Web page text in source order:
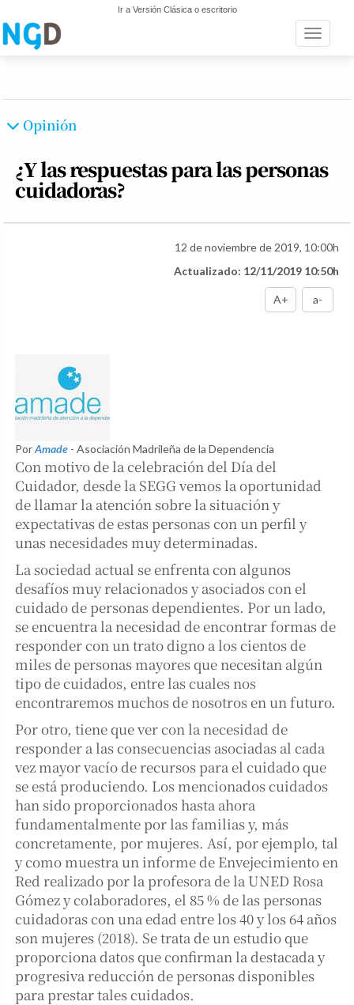
Ir a Versión Clásica o escritorio
Toggle
Opinión
¿Y las respuestas para las personas
cuidadoras?
12 de noviembre de 2019, 10:00h
Actualizado: 12/11/2019 10:50h
A+ a-
PorAmade - Asociación Madrileña de la Dependencia
Con motivo de la celebración del Día del
Cuidador, desde la SEGG vemos la oportunidad
de llamar la atención sobre la situación y
expectativas de estas personas con un perfil y
unas necesidades muy determinadas.
La sociedad actual se enfrenta con algunos
desafíos muy relacionados y asociados con el
cuidado de personas dependientes. Por un lado,
se encuentra la necesidad de encontrar formas de
responder con un trato digno a los cientos de
miles de personas mayores que necesitan algún
tipo de cuidados, entre las cuales nos
encontraremos muchos de nosotros en un futuro.
Por otro, tiene que ver con la necesidad de
responder a las consecuencias asociadas al cada
vez mayor vacío de recursos para el cuidado que
se está produciendo. Los mencionados cuidados
han sido proporcionados hasta ahora
fundamentalmente por las familias y, más
concretamente, por mujeres. Así, por ejemplo, tal
y como muestra un informe de Envejecimiento en
Red realizado por la profesora de la UNED Rosa
Gómez y colaboradores, el 85 % de las personas
cuidadoras con una edad entre los 40 y los 64 años
son mujeres (2018). Se trata de un estudio que
proporciona datos que confirman la destacada y
progresiva reducción de personas disponibles
para prestar tales cuidados.